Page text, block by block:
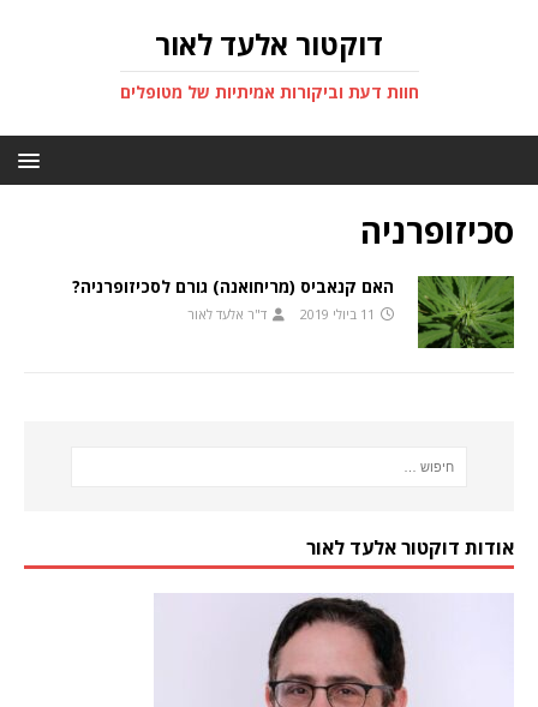
דוקטור אלעד לאור
חוות דעת וביקורות אמיתיות של מטופלים
סכיזופרניה
האם קנאביס (מריחואנה) גורם לסכיזופרניה?
11 ביולי 2019 ד"ר אלעד לאור
אודות דוקטור אלעד לאור